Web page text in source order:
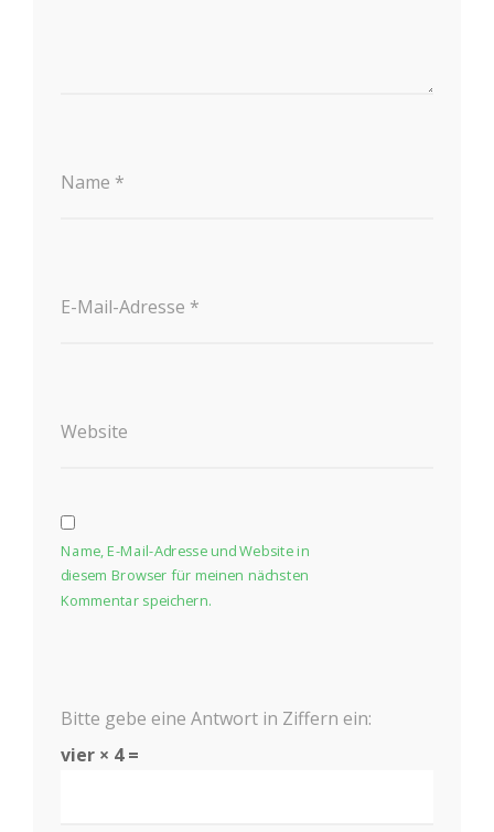
Name *
E-Mail-Adresse *
Website
Name, E-Mail-Adresse und Website in
diesem Browser für meinen nächsten
Kommentar speichern.
Bitte gebe eine Antwort in Ziffern ein:
vier × 4 =